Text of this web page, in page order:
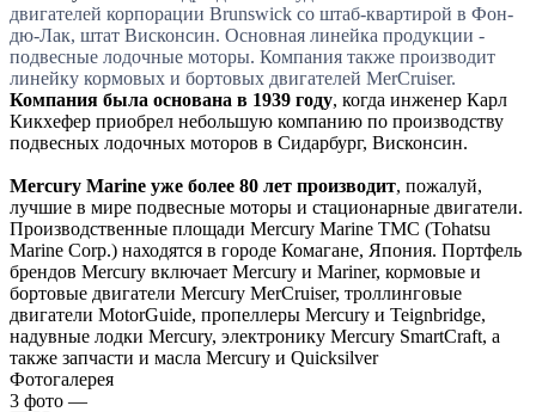
двигателей корпорации Brunswick со штаб-квартирой в Фон-
дю-Лак, штат Висконсин. Основная линейка продукции -
подвесные лодочные моторы. Компания также производит
линейку кормовых и бортовых двигателей MerCruiser.
Компания была основана в 1939 году, когда инженер Карл
Кикхефер приобрел небольшую компанию по производству
подвесных лодочных моторов в Сидарбург, Висконсин.
Mercury Marine уже более 80 лет производит, пожалуй,
лучшие в мире подвесные моторы и стационарные двигатели.
Производственные площади Mercury Marine TMC (Tohatsu
Marine Corp.) находятся в городе Комагане, Япония. Портфель
брендов Mercury включает Mercury и Mariner, кормовые и
бортовые двигатели Mercury MerCruiser, троллинговые
двигатели MotorGuide, пропеллеры Mercury и Teignbridge,
надувные лодки Mercury, электронику Mercury SmartCraft, а
также запчасти и масла Mercury и Quicksilver
Фотогалерея
3 фото —